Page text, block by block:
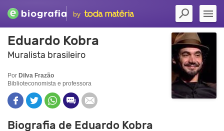
by
Eduardo Kobra
Muralista brasileiro
Por Dilva Frazão
Biblioteconomista e professora
Biografia de Eduardo Kobra